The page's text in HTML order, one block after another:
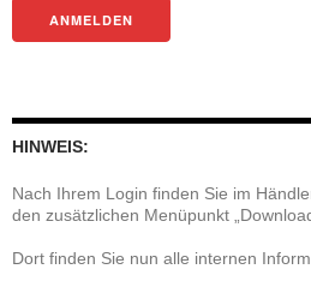
HINWEIS:
Nach Ihrem Login finden Sie im
den zusätzlichen Menüpunkt
Dort finden Sie nun alle internen